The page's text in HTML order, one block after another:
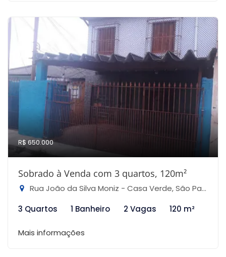
R$ 650.000
Sobrado à Venda com 3 quartos, 120m²
Rua João da Silva Moniz - Casa Verde, São Paulo-SP
3 Quartos
1 Banheiro 2 Vagas 120 m²
Mais informações